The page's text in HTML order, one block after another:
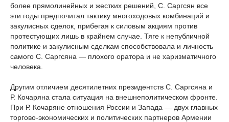
более прямолинейных и жестких решений, С. Саргсян все
эти годы предпочитал тактику многоходовых комбинаций и
закулисных сделок, прибегая к силовым акциям против
протестующих лишь в крайнем случае. Тяге к непубличной
политике и закулисным сделкам способствовала и личность
самого С. Саргсяна — плохого оратора и не харизматичного
человека.
Другим отличием десятилетних президентств С. Саргсяна и
Р. Кочаряна стала ситуация на внешнеполитическом фронте.
При Р. Кочаряне отношения России и Запада — двух главных
торгово-экономических и политических партнеров Армении